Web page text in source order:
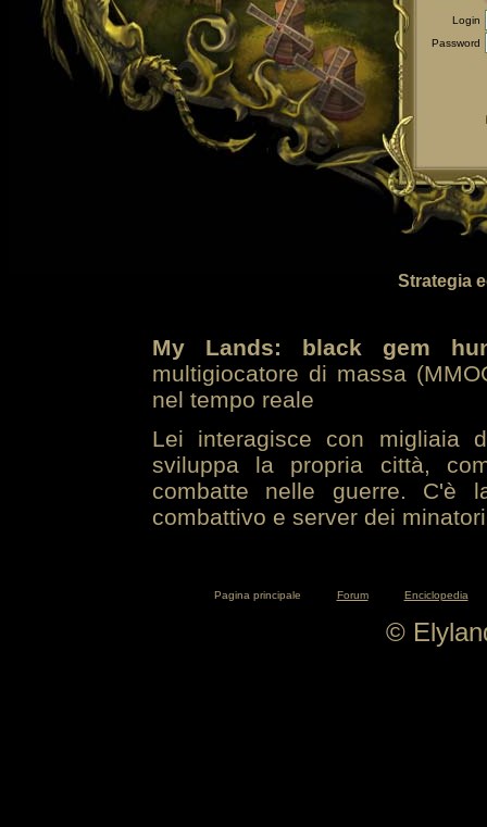
Login
Password
Strategia
My Lands: black gem
multigiocatore di massa
nel tempo reale
Lei interagisce con migliaia
sviluppa la propria città,
combatte nelle guerre. C'è
combattivo e server dei
Pagina principale Forum Enciclopedia
©